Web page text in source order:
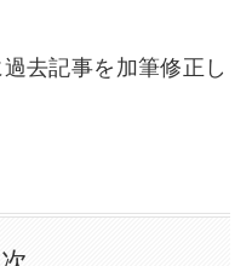
去記事を加筆修正し